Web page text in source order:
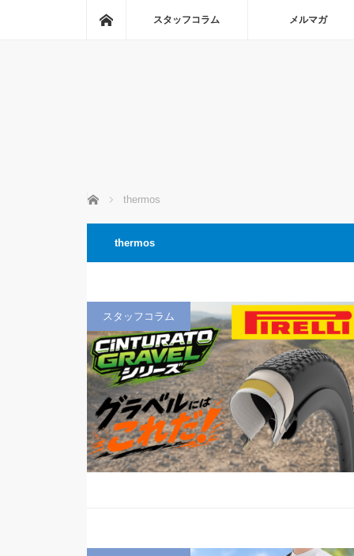
ホームスタッフコラム メルマガ
ホーム thermos
thermos
スタッフコラム